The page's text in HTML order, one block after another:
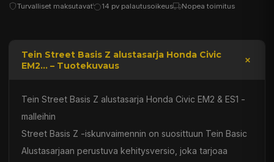
Turvalliset maksutavat 14 pv palautusoikeus Nopea toimitus
Tein Street Basis Z alustasarja Honda Civic
EM2... – Tuotekuvaus
Tein Street Basis Z alustasarja Honda Civic EM2 & ES1 -
malleihin
Street Basis Z -iskunvaimennin on suosittuun Tein Basic
Alustasarjaan perustuva kehitysversio, joka tarjoaa